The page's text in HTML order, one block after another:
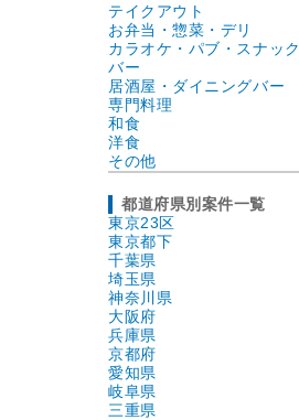
テイクアウト
お弁当・惣菜・デリ
カラオケ・パブ・スナック
バー
居酒屋・ダイニングバー
専門料理
和食
洋食
その他
都道府県別案件一覧
東京23区
東京都下
千葉県
埼玉県
神奈川県
大阪府
兵庫県
京都府
愛知県
岐阜県
三重県